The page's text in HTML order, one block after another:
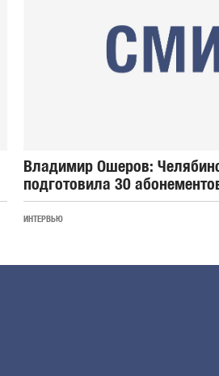
Владимир Ошеров:
подготовила 30
ИНТЕРВЬЮ